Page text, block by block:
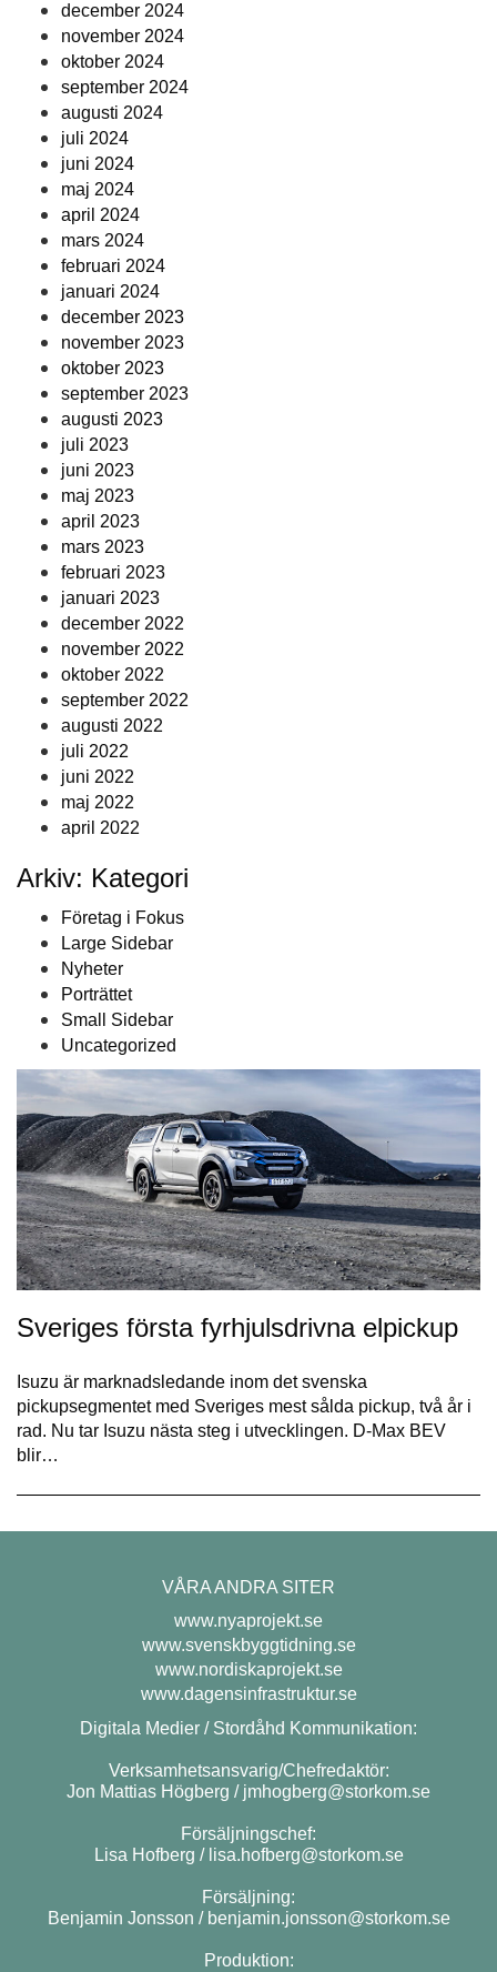
december 2024
november 2024
oktober 2024
september 2024
augusti 2024
juli 2024
juni 2024
maj 2024
april 2024
mars 2024
februari 2024
januari 2024
december 2023
november 2023
oktober 2023
september 2023
augusti 2023
juli 2023
juni 2023
maj 2023
april 2023
mars 2023
februari 2023
januari 2023
december 2022
november 2022
oktober 2022
september 2022
augusti 2022
juli 2022
juni 2022
maj 2022
april 2022
Arkiv: Kategori
Företag i Fokus
Large Sidebar
Nyheter
Porträttet
Small Sidebar
Uncategorized
Sveriges första fyrhjulsdrivna elpickup
Isuzu är marknadsledande inom det svenska
pickupsegmentet med Sveriges mest sålda pickup, två år i
rad. Nu tar Isuzu nästa steg i utvecklingen. D-Max BEV
blir…
VÅRA ANDRA SITER
www.nyaprojekt.se
www.svenskbyggtidning.se
www.nordiskaprojekt.se
www.dagensinfrastruktur.se
Digitala Medier / Stordåhd Kommunikation:
Verksamhetsansvarig/Chefredaktör:
Jon Mattias Högberg / jmhogberg@storkom.se
Försäljningschef:
Lisa Hofberg / lisa.hofberg@storkom.se
Försäljning:
Benjamin Jonsson / benjamin.jonsson@storkom.se
Produktion: